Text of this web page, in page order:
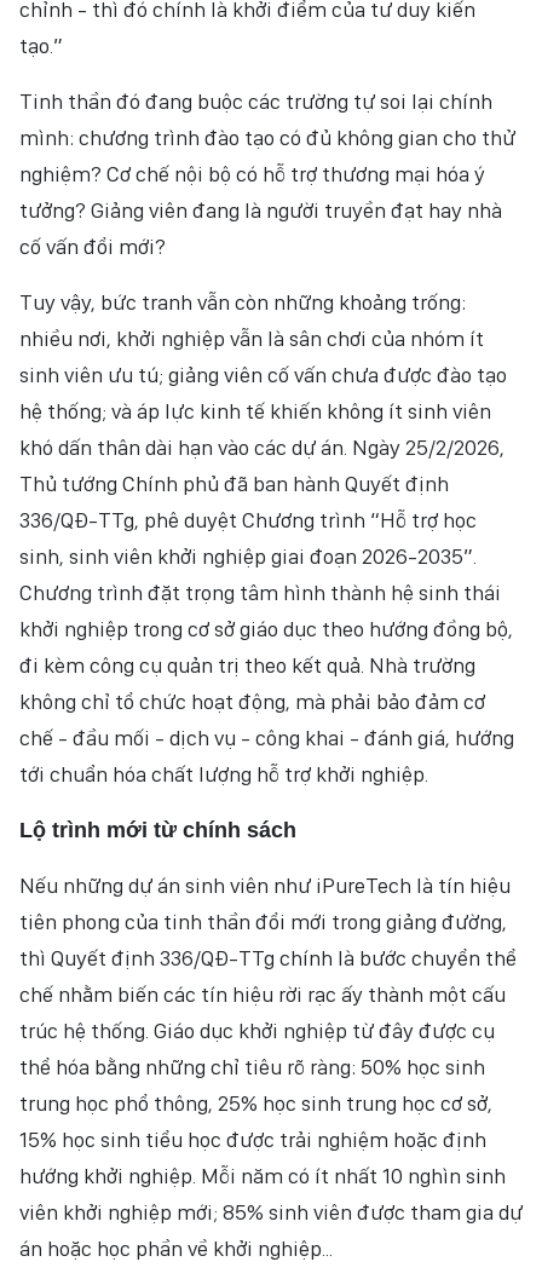
chỉnh - thì đó chính là khởi điểm của tư duy kiến
tạo.”
Tinh thần đó đang buộc các trường tự soi lại chính
mình: chương trình đào tạo có đủ không gian cho thử
nghiệm? Cơ chế nội bộ có hỗ trợ thương mại hóa ý
tưởng? Giảng viên đang là người truyền đạt hay nhà
cố vấn đổi mới?
Tuy vậy, bức tranh vẫn còn những khoảng trống:
nhiều nơi, khởi nghiệp vẫn là sân chơi của nhóm ít
sinh viên ưu tú; giảng viên cố vấn chưa được đào tạo
hệ thống; và áp lực kinh tế khiến không ít sinh viên
khó dấn thân dài hạn vào các dự án. Ngày 25/2/2026,
Thủ tướng Chính phủ đã ban hành Quyết định
336/QĐ-TTg, phê duyệt Chương trình “Hỗ trợ học
sinh, sinh viên khởi nghiệp giai đoạn 2026-2035”.
Chương trình đặt trọng tâm hình thành hệ sinh thái
khởi nghiệp trong cơ sở giáo dục theo hướng đồng bộ,
đi kèm công cụ quản trị theo kết quả. Nhà trường
không chỉ tổ chức hoạt động, mà phải bảo đảm cơ
chế - đầu mối - dịch vụ - công khai - đánh giá, hướng
tới chuẩn hóa chất lượng hỗ trợ khởi nghiệp.
Lộ trình mới từ chính sách
Nếu những dự án sinh viên như iPureTech là tín hiệu
tiên phong của tinh thần đổi mới trong giảng đường,
thì Quyết định 336/QĐ-TTg chính là bước chuyển thể
chế nhằm biến các tín hiệu rời rạc ấy thành một cấu
trúc hệ thống. Giáo dục khởi nghiệp từ đây được cụ
thể hóa bằng những chỉ tiêu rõ ràng: 50% học sinh
trung học phổ thông, 25% học sinh trung học cơ sở,
15% học sinh tiểu học được trải nghiệm hoặc định
hướng khởi nghiệp. Mỗi năm có ít nhất 10 nghìn sinh
viên khởi nghiệp mới; 85% sinh viên được tham gia dự
án hoặc học phần về khởi nghiệp...